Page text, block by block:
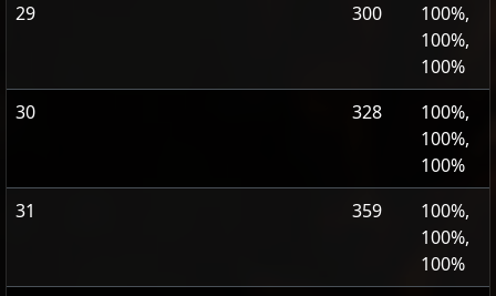
29
300
100%,
100%,
100%
30
328
100%,
100%,
100%
31
359
100%,
100%,
100%